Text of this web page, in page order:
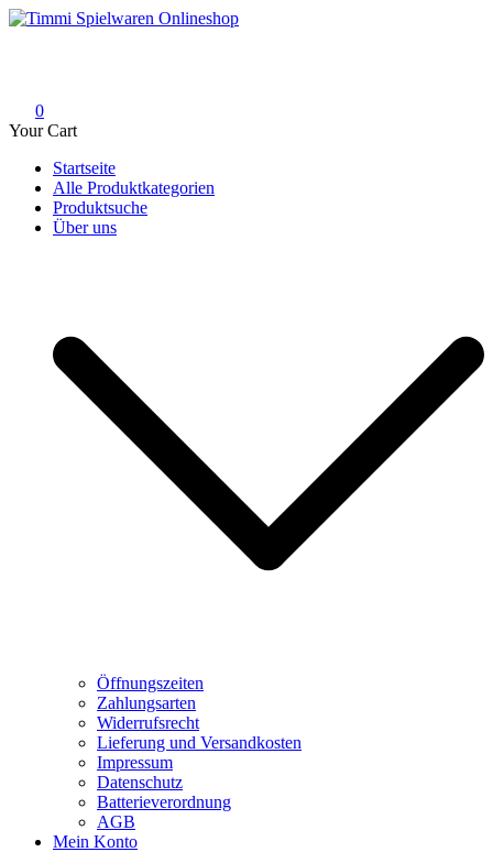
Skip
0
Your Cart
Startseite
Alle Produktkategorien
Produktsuche
Über uns
Öffnungszeiten
Zahlungsarten
Widerrufsrecht
Lieferung und Versandkosten
Impressum
Datenschutz
Batterieverordnung
AGB
Mein Konto